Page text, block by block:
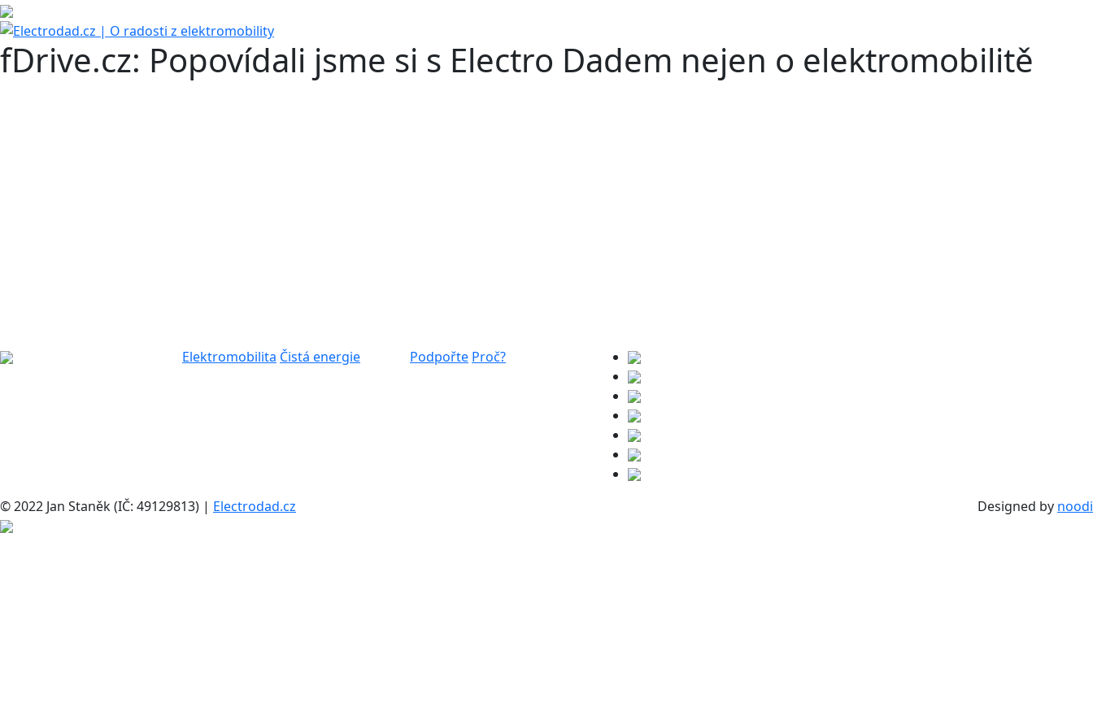
fDrive.cz: Popovídali jsme si s Electro Dadem nejen o elektromobilitě
Elektromobilita Čistá energie Podpořte Proč?
© 2022 Jan Staněk (IČ: 49129813) | Electrodad.cz Designed by noodi